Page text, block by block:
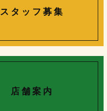
ス タ ッ フ 募 集
店 舗 案 内